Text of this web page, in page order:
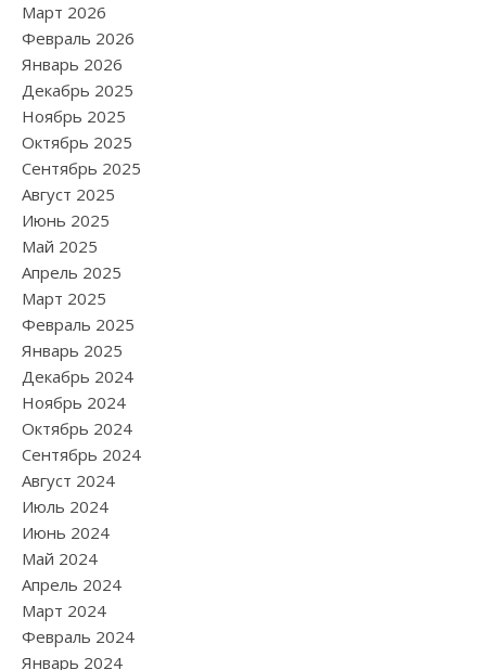
Март 2026
Февраль 2026
Январь 2026
Декабрь 2025
Ноябрь 2025
Октябрь 2025
Сентябрь 2025
Август 2025
Июнь 2025
Май 2025
Апрель 2025
Март 2025
Февраль 2025
Январь 2025
Декабрь 2024
Ноябрь 2024
Октябрь 2024
Сентябрь 2024
Август 2024
Июль 2024
Июнь 2024
Май 2024
Апрель 2024
Март 2024
Февраль 2024
Январь 2024